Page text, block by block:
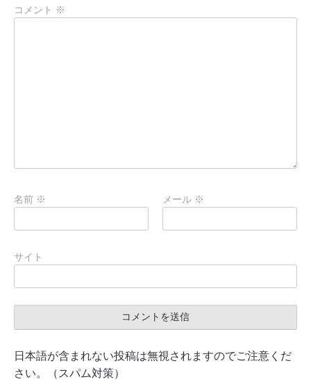
コメント ※
名前 ※ メール ※
サイト
日本語が含まれない投稿は無視されますのでご注意くだ
さい。（スパム対策）